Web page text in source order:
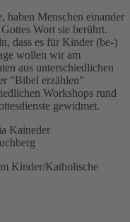
haben Menschen einander
Wort sie berührt.
dass es für Kinder (be-)
wollen wir am
aus unterschiedlichen
”Bibel erzählen”
Workshops rund
gewidmet.
Kaineder
Kinder/Katholische